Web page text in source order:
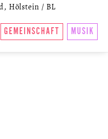
Hölstein / BL
GEMEINSCHAFT MUSIK